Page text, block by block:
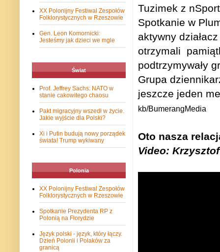
Tuzimek z
Spotkanie w
aktywny
otrzymali
podtrzymywały
Grupa
jeszcze jeden
kb/BumerangMedia
Oto nasza
Video:
XX Polonijny Festiwal Zespołów
Folklorystycznych w Rzeszowie
Gen. Leon Komornicki:
Jesteśmy jak dzieci we mgle
Świat
Prof. Jeffrey Sachs: NATO w
stanie cakowitego chaosu
Pakt migracyjny wszedł w życie.
Jakie wyjście dla Polski?
Xi i Putin budują nowy porządek
świata! Trump wykiwany
Polonia
XX Polonijny Festiwal Zespołów
Folklorystycznych w Rzeszowie
Spotkanie Prezydenta RP z
Polonią na Florydzie
Język polski - język, który łączy.
Dzień Polonii i Polaków za
granicą